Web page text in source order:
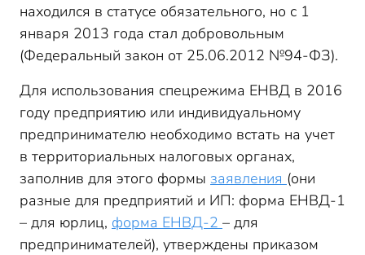
находился в статусе обязательного, но с 1
января 2013 года стал добровольным
(Федеральный закон от 25.06.2012 №94-ФЗ).
Для использования спецрежима ЕНВД в 2016
году предприятию или индивидуальному
предпринимателю необходимо встать на учет
в территориальных налоговых органах,
заполнив для этого формы заявления (они
разные для предприятий и ИП: форма ЕНВД-1
– для юрлиц, форма ЕНВД-2 – для
предпринимателей), утверждены приказом